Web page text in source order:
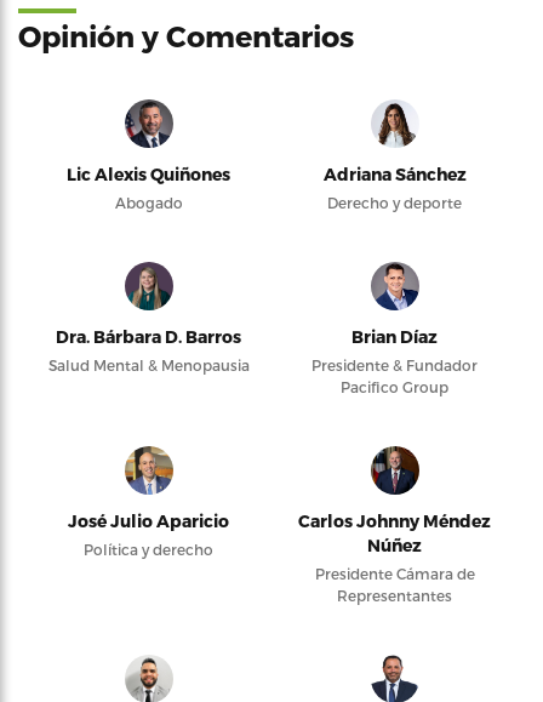
Opinión y Comentarios
Lic Alexis Quiñones
Abogado
Adriana Sánchez
Derecho y deporte
Dra. Bárbara D. Barros
Salud Mental & Menopausia
Brian Díaz
Presidente & Fundador
Pacifico Group
José Julio Aparicio
Política y derecho
Carlos Johnny Méndez
Núñez
Presidente Cámara de
Representantes